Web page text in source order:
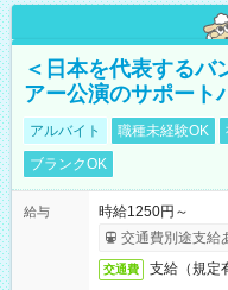
＜日本を代表するバ
アー公演のサポート
アルバイト 職種未経験OK
ブランクOK
給与
時給1250円～
交通費別途支給
交通費 支給（規定